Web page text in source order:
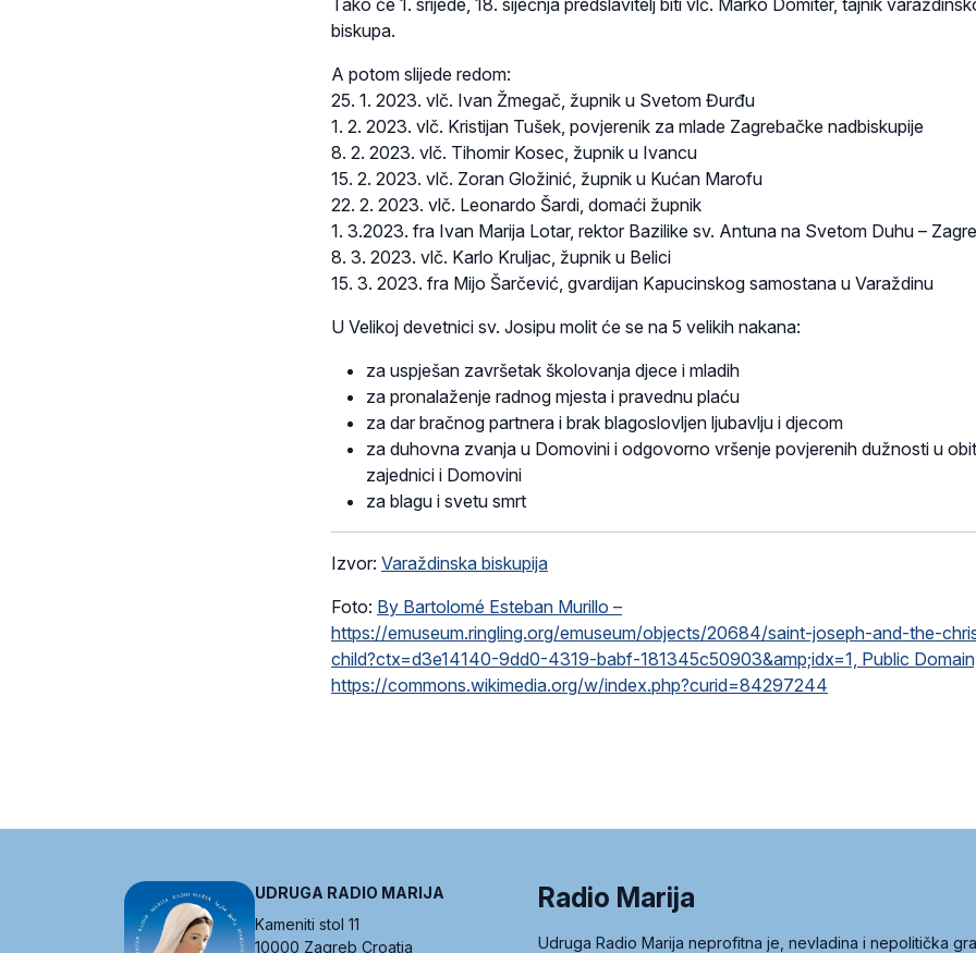
biskupa.
A potom slijede redom:
25. 1. 2023. vlč. Ivan Žmegač, župnik u Svetom Đurđu
1. 2. 2023. vlč. Kristijan Tušek, povjerenik za mlade Zagrebačke nadbiskupije
8. 2. 2023. vlč. Tihomir Kosec, župnik u Ivancu
15. 2. 2023. vlč. Zoran Gložinić, župnik u Kućan Marofu
22. 2. 2023. vlč. Leonardo Šardi, domaći župnik
1. 3.2023. fra Ivan Marija Lotar, rektor Bazilike sv. Antuna na Svetom Duhu –
8. 3. 2023. vlč. Karlo Kruljac, župnik u Belici
15. 3. 2023. fra Mijo Šarčević, gvardijan Kapucinskog samostana u Varaždinu
U Velikoj devetnici sv. Josipu molit će se na 5 velikih nakana:
za uspješan završetak školovanja djece i mladih
za pronalaženje radnog mjesta i pravednu plaću
za dar bračnog partnera i brak blagoslovljen ljubavlju i djecom
za duhovna zvanja u Domovini i odgovorno vršenje povjerenih dužnosti u
zajednici i Domovini
za blagu i svetu smrt
Izvor: Varaždinska biskupija
Foto: By Bartolomé Esteban Murillo –
https://emuseum.ringling.org/emuseum/objects/20684/saint-joseph-and-the-
child?ctx=d3e14140-9dd0-4319-babf-181345c50903&amp;idx=1, Public Domain,
https://commons.wikimedia.org/w/index.php?curid=84297244
UDRUGA RADIO MARIJA
Kameniti stol 11
10000 Zagreb Croatia
Radio Marija
Udruga Radio Marija neprofitna je, nevladina i nepolitička